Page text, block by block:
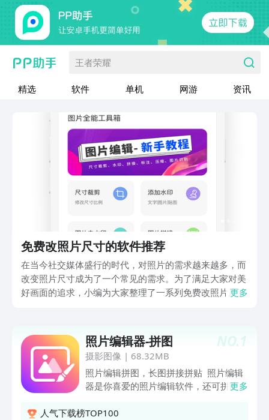
王者荣耀
精选 软件 单机 网游 资讯
免费改照片尺寸的软件推荐
在当今社交媒体盛行的时代，对照片的需求越来越多，而
改变照片尺寸成为了一个常见的需求。为了满足大家对美
好画面的追求，小编为大家整理了一系列免费改照片尺寸
更多
NO.1
照片编辑器-拼图
摄影图像 | 68.32MB
照片编辑拼图，长图拼接拼贴 照片编辑
器是你喜爱的照片编辑软件，还可拼图、
能，滤镜、装扮、贴纸等，简单快速制作
更多
人气下载榜TOP100